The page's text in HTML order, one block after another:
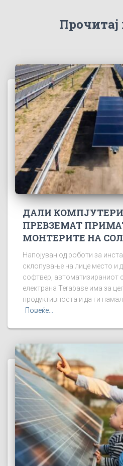
Прочитај
ДАЛИ
ПРЕВЗЕМАТ
МОНТЕРИТЕ НА
Напојуван од роботи за
склопување на лице место и
софтвер, автоматизираниот
електрана Terabase има за
продуктивноста и да ги
Повеќе...